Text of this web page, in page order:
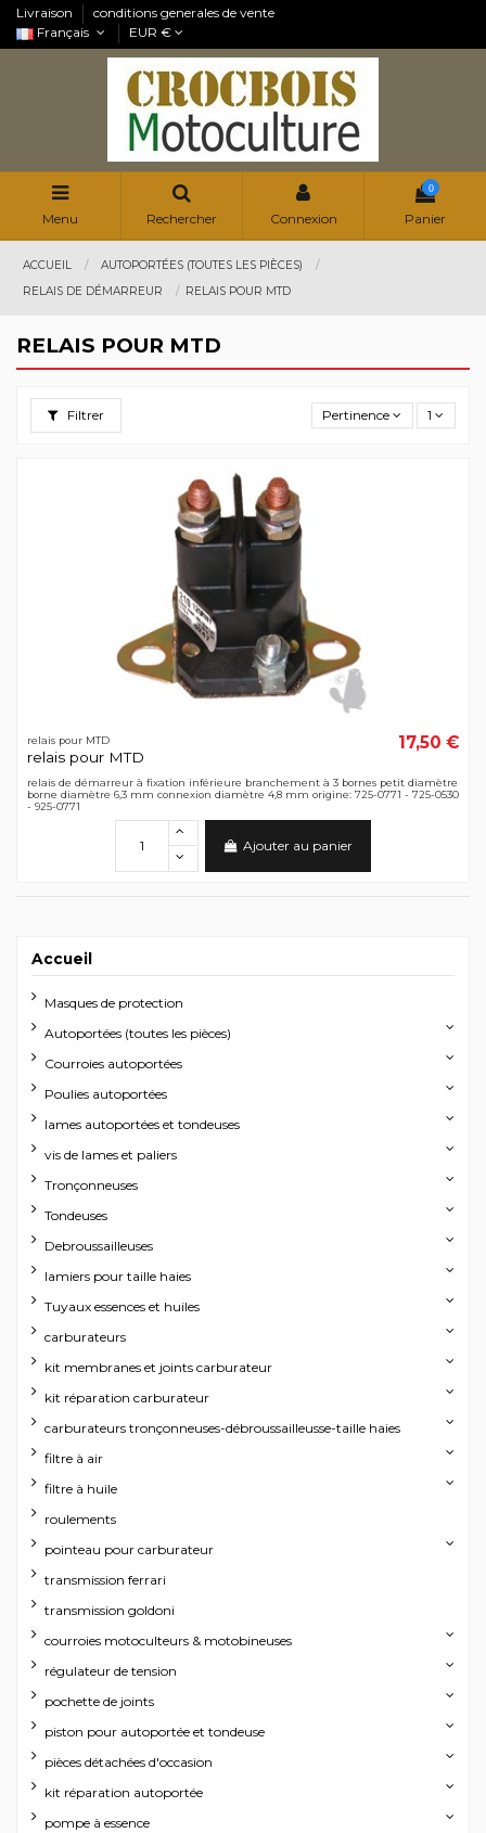
Livraison
conditions generales de vente
Français
EUR €
Menu Rechercher Connexion
0
Panier
ACCUEIL
AUTOPORTÉES (TOUTES LES PIÈCES)
RELAIS DE DÉMARREUR
RELAIS POUR MTD
RELAIS POUR MTD
Filtrer Pertinence 1
relais pour MTD
relais pour MTD
17,50 €
relais de démarreur à fixation inférieure branchement à 3 bornes petit diamètre
borne diamètre 6,3 mm connexion diamètre 4,8 mm origine: 725-0771 - 725-0530
- 925-0771
Ajouter au panier
Accueil
Masques de protection
Autoportées (toutes les pièces)
Courroies autoportées
Poulies autoportées
lames autoportées et tondeuses
vis de lames et paliers
Tronçonneuses
Tondeuses
Debroussailleuses
lamiers pour taille haies
Tuyaux essences et huiles
carburateurs
kit membranes et joints carburateur
kit réparation carburateur
carburateurs tronçonneuses-débroussailleusse-taille haies
filtre à air
filtre à huile
roulements
pointeau pour carburateur
transmission ferrari
transmission goldoni
courroies motoculteurs & motobineuses
régulateur de tension
pochette de joints
piston pour autoportée et tondeuse
pièces détachées d'occasion
kit réparation autoportée
pompe à essence